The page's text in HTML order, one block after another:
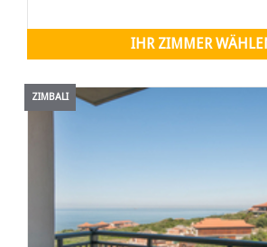
IHR ZIMMER
ZIMBALI